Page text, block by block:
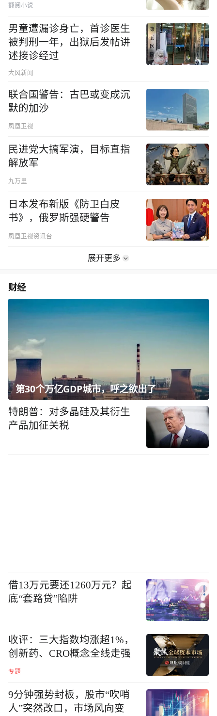
翻阅小说
男童遭漏诊身亡，首诊医生
被判刑一年，出狱后发帖讲
述接诊经过
大风新闻
联合国警告：古巴或变成沉
默的加沙
凤凰卫视
民进党大搞军演，目标直指
解放军
九万里
日本发布新版《防卫白皮
书》，俄罗斯强硬警告
凤凰卫视资讯台
展开更多
财经
第30个万亿GDP城市，呼之欲出了
特朗普：对多晶硅及其衍生
产品加征关税
借13万元要还1260万元？起
底“套路贷”陷阱
收评：三大指数均涨超1%，
创新药、CRO概念全线走强
专题
9分钟强势封板，股市“吹哨
人”突然改口，市场风向变